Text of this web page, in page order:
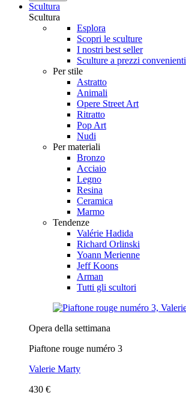
Scultura
Scultura
Esplora
Scopri le sculture
I nostri best seller
Sculture a prezzi convenienti
Per stile
Astratto
Animali
Opere Street Art
Ritratto
Pop Art
Nudi
Per materiali
Bronzo
Acciaio
Legno
Resina
Ceramica
Marmo
Tendenze
Valérie Hadida
Richard Orlinski
Yoann Merienne
Jeff Koons
Arman
Tutti gli scultori
Opera della settimana
Piaftone rouge numéro 3
Valerie Marty
430 €